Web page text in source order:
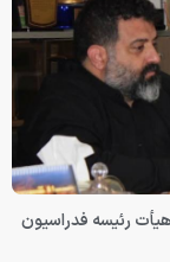
رئیسه فدراسیون